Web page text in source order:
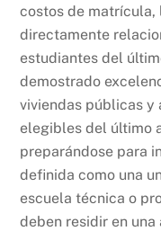
costos de
directamente
estudiantes del
demostrado
viviendas públicas y
elegibles del último
preparándose para
definida como una
escuela técnica o
deben residir en